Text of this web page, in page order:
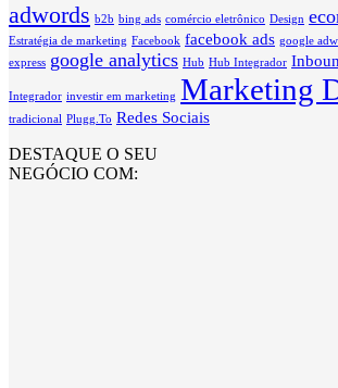
adwords b2b bing ads comércio eletrônico Design
Estratégia de marketing Facebook facebook ads google
express google analytics Hub Hub Integrador
Integrador investir em marketing Marketing
tradicional Plugg.To Redes Sociais
DESTAQUE O SEU
NEGÓCIO COM: